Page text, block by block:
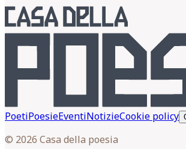
PoetiPoesieEventiNotizieCookie policy
© 2026 Casa della poesia